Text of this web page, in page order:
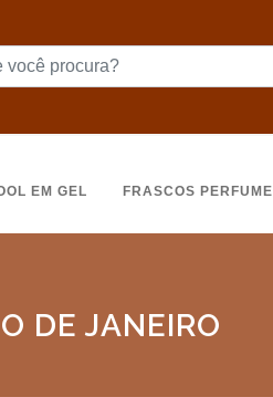
EM GEL FRASCOS PERFUME
DE JANEIRO